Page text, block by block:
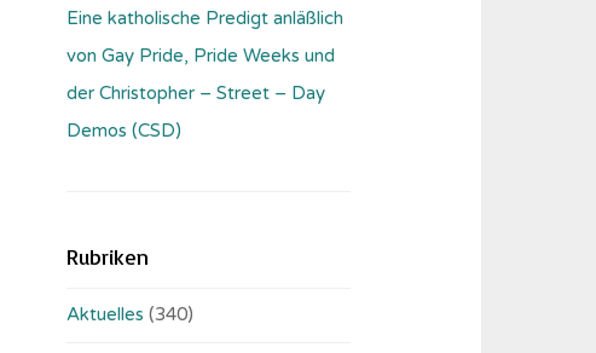
Eine katholische Predigt anläßlich
von Gay Pride, Pride Weeks und
der Christopher – Street – Day
Demos (CSD)
Rubriken
Aktuelles (340)